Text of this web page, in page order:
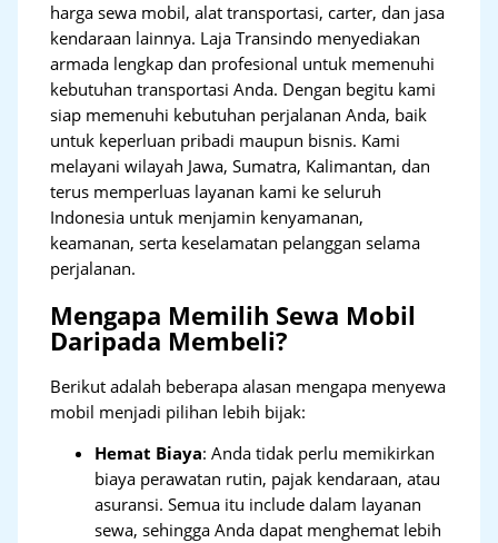
harga sewa mobil, alat transportasi, carter, dan jasa
kendaraan lainnya. Laja Transindo menyediakan
armada lengkap dan profesional untuk memenuhi
kebutuhan transportasi Anda. Dengan begitu kami
siap memenuhi kebutuhan perjalanan Anda, baik
untuk keperluan pribadi maupun bisnis. Kami
melayani wilayah Jawa, Sumatra, Kalimantan, dan
terus memperluas layanan kami ke seluruh
Indonesia untuk menjamin kenyamanan,
keamanan, serta keselamatan pelanggan selama
perjalanan.
Mengapa Memilih Sewa Mobil
Daripada Membeli?
Berikut adalah beberapa alasan mengapa menyewa
mobil menjadi pilihan lebih bijak:
Hemat Biaya: Anda tidak perlu memikirkan
biaya perawatan rutin, pajak kendaraan, atau
asuransi. Semua itu include dalam layanan
sewa, sehingga Anda dapat menghemat lebih